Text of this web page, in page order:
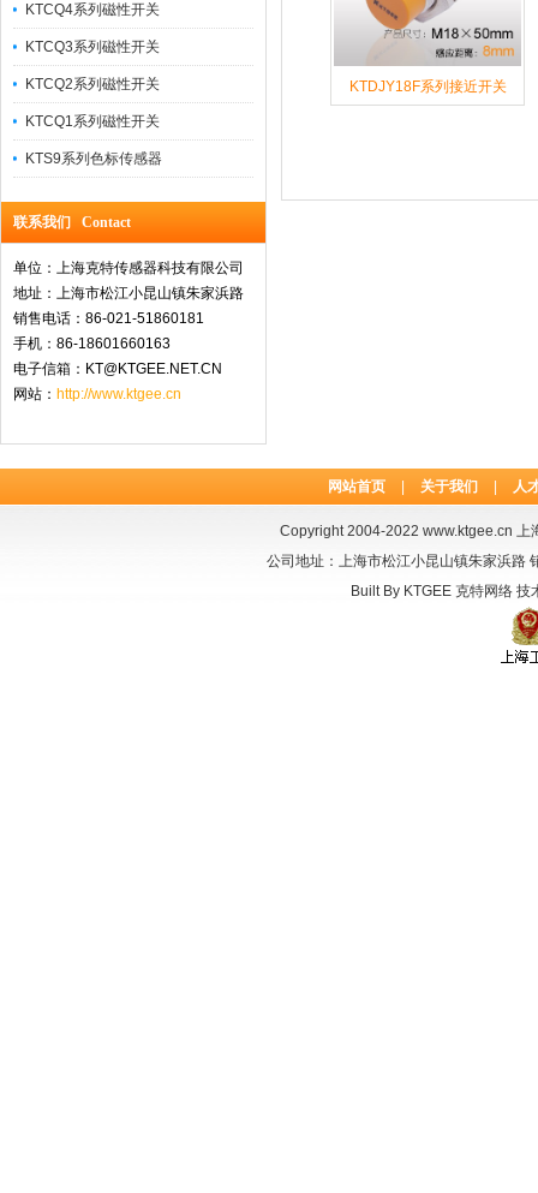
KTCQ4系列磁性开关
KTCQ3系列磁性开关
KTCQ2系列磁性开关
KTCQ1系列磁性开关
KTS9系列色标传感器
联系我们 Contact
单位：上海克特传感器科技有限公司
地址：上海市松江小昆山镇朱家浜路
销售电话：86-021-51860181
手机：86-18601660163
电子信箱：KT@KTGEE.NET.CN
网站： http://www.ktgee.cn
KTDJY18F系列接近开关
网站首页 关于我们 人
Copyright 2004-2022 www.ktgee.cn 上
公司地址：上海市松江小昆山镇朱家浜路
Built By KTGEE 克特网络技